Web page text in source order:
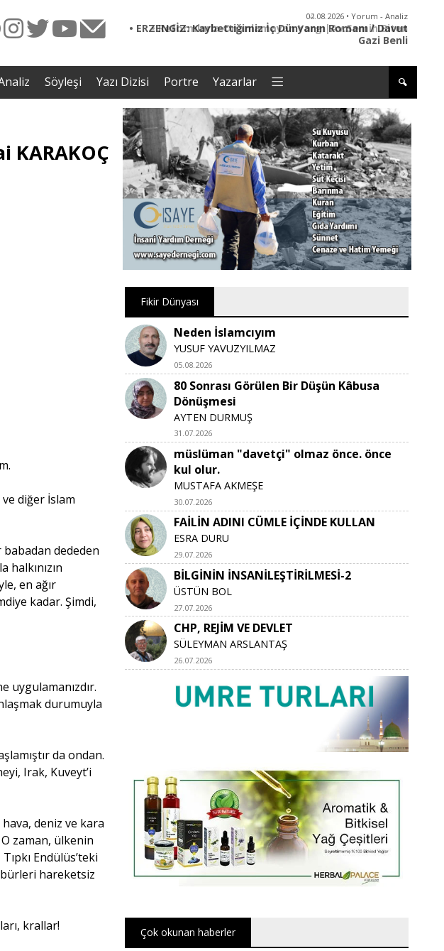
04.08.2026 • Yorum - Analiz
Biten
02.08.2026 • Yorum - Analiz
• ERZENGİZ: Kaybettiğimiz İç Dünyanın Romanı / Davut
Gazi Benli
Söyleşi Yazı Dizisi Portre Yazarlar
KARAKOÇ
ve diğer İslam
dededen
en ağır
kadar. Şimdi,
uygulamanızdır.
durumuyla
da ondan.
Irak, Kuveyt’i
deniz ve kara
zaman, ülkenin
Endülüs’teki
hareketsiz
krallar!
Fikir Dünyası
Neden İslamcıyım
YUSUF YAVUZYILMAZ
05.08.2026
80 Sonrası Görülen Bir Düşün Kâbusa
Dönüşmesi
AYTEN DURMUŞ
31.07.2026
müslüman "davetçi" olmaz önce. önce
kul olur.
MUSTAFA AKMEŞE
30.07.2026
FAİLİN ADINI CÜMLE İÇİNDE KULLAN
ESRA DURU
29.07.2026
BİLGİNİN İNSANİLEŞTİRİLMESİ-2
ÜSTÜN BOL
27.07.2026
CHP, REJİM VE DEVLET
SÜLEYMAN ARSLANTAŞ
26.07.2026
Çok okunan haberler